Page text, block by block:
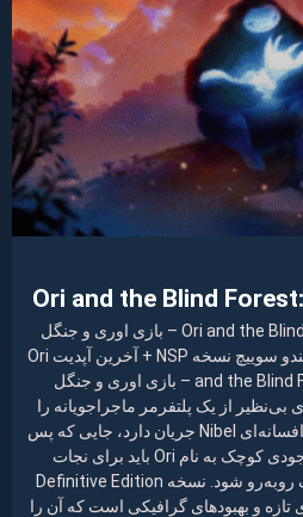
Ori and the Blind
Ori and the Blind Forest: Definitive Edition – بازی اوری و جنگل
خاموش: نسخه دفنیتیو برای نینتندو سوییچ نسخه NSP + آخرین آپدیت Ori
and the Blind Forest: Definitive Edition – بازی اوری و جنگل
از یک پلتفرمر ماجراجویانه را
ارائه می‌دهد. داستان در جنگل افسانه‌ای Nibel جریان دارد، جایی که پس
از یک طوفان سهمگین، موجودی کوچک به نام Ori باید برای نجات
خانه‌اش با چالش‌های خطرناک روبه‌رو شود. نسخه Definitive Edition
و بهبودهای گرافیکی است که آن را